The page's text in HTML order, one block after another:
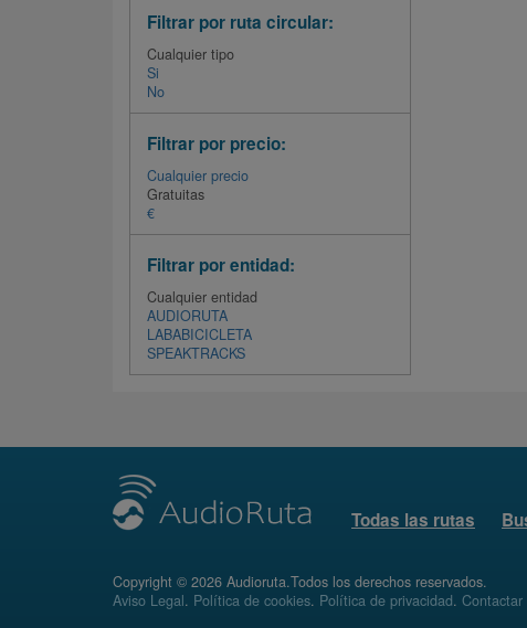
Filtrar por ruta circular:
Cualquier tipo
Si
No
Filtrar por precio:
Cualquier precio
Gratuitas
€
Filtrar por entidad:
Cualquier entidad
AUDIORUTA
LABABICICLETA
SPEAKTRACKS
Todas las rutas
Copyright © 2026 Audioruta.Todos los derechos reservados.
Aviso Legal. Política de cookies. Política de privacidad.